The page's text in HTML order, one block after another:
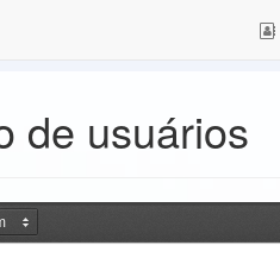
de usuários